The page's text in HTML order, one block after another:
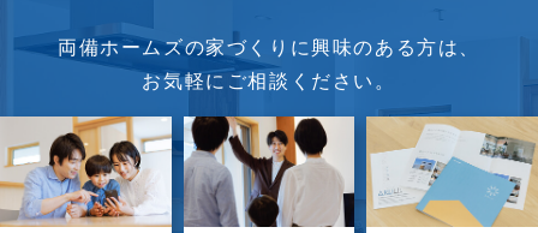
両備ホームズの家づくりに興味のある方は、
お気軽にご相談ください。